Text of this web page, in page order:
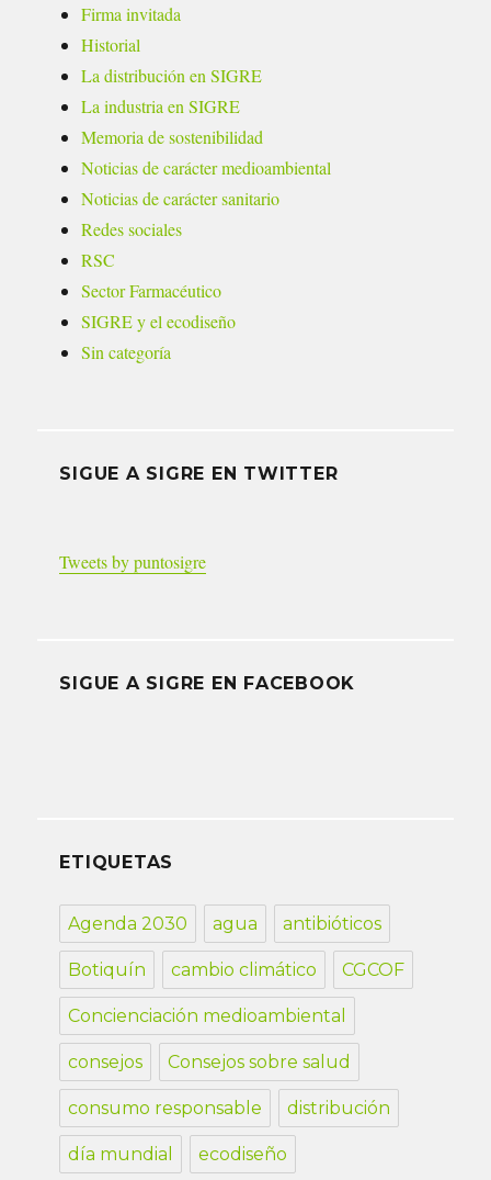
Firma invitada
Historial
La distribución en SIGRE
La industria en SIGRE
Memoria de sostenibilidad
Noticias de carácter medioambiental
Noticias de carácter sanitario
Redes sociales
RSC
Sector Farmacéutico
SIGRE y el ecodiseño
Sin categoría
SIGUE A SIGRE EN TWITTER
Tweets by puntosigre
SIGUE A SIGRE EN FACEBOOK
ETIQUETAS
Agenda 2030 agua antibióticos
Botiquín cambio climático CGCOF
Concienciación medioambiental
consejos Consejos sobre salud
consumo responsable distribución
día mundial ecodiseño